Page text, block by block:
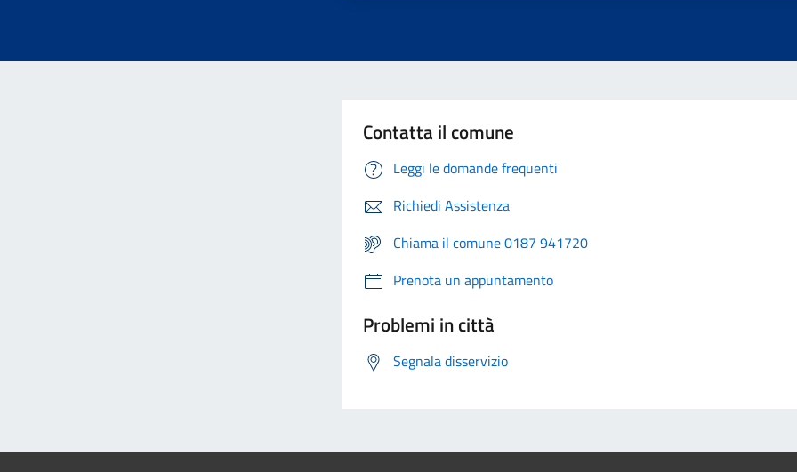
Contatta il comune
Leggi le domande frequenti
Richiedi Assistenza
Chiama il comune 0187 941720
Prenota un appuntamento
Problemi in città
Segnala disservizio